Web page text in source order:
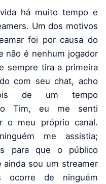
há muito tempo e
Um dos motivos
foi por causa do
não é nenhum jogador
sempre tira a primeira
com seu chat, acho
de um tempo
Tim, eu me senti
o meu próprio canal.
me assistia;
para que o público
ainda sou um streamer
ocorre de ninguém